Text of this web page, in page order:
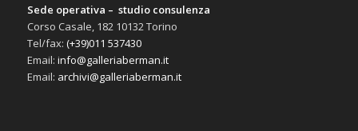
Sede operativa – studio consulenza
Corso Casale, 182 10132 Torino
Tel/fax: (+39)011 537430
Email: info@galleriaberman.it
Email: archivi@galleriaberman.it